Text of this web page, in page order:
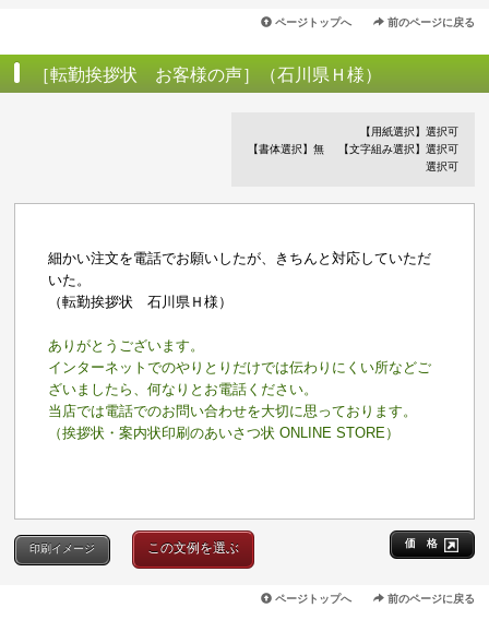
ページトップへ 前のページに戻る
［転勤挨拶状 お客様の声］（石川県Ｈ様）
【用紙選択】選択可
【書体選択】無
【文字組み選択】選択可
選択可
細かい注文を電話でお願いしたが、きちんと対応していただ
いた。
（転勤挨拶状 石川県Ｈ様）
ありがとうございます。
インターネットでのやりとりだけでは伝わりにくい所などご
ざいましたら、何なりとお電話ください。
当店では電話でのお問い合わせを大切に思っております。
（挨拶状・案内状印刷のあいさつ状 ONLINE STORE）
価 格
印刷イメージ この文例を選ぶ
ページトップへ 前のページに戻る